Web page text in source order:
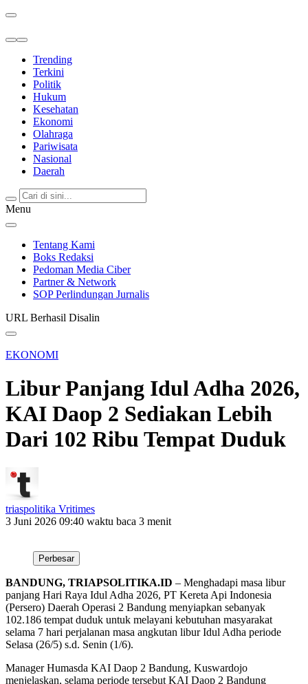
Trending
Terkini
Politik
Hukum
Kesehatan
Ekonomi
Olahraga
Pariwisata
Nasional
Daerah
Menu
Tentang Kami
Boks Redaksi
Pedoman Media Ciber
Partner & Network
SOP Perlindungan Jurnalis
URL Berhasil Disalin
EKONOMI
Libur Panjang Idul Adha 2026,
KAI Daop 2 Sediakan Lebih
Dari 102 Ribu Tempat Duduk
triaspolitika Vritimes
3 Juni 2026 09:40 waktu baca 3 menit
Perbesar
BANDUNG, TRIAPSOLITIKA.ID – Menghadapi masa libur
panjang Hari Raya Idul Adha 2026, PT Kereta Api Indonesia
(Persero) Daerah Operasi 2 Bandung menyiapkan sebanyak
102.186 tempat duduk untuk melayani kebutuhan masyarakat
selama 7 hari perjalanan masa angkutan libur Idul Adha periode
Selasa (26/5) s.d. Senin (1/6).
Manager Humasda KAI Daop 2 Bandung, Kuswardojo
menjelaskan, selama periode tersebut KAI Daop 2 Bandung